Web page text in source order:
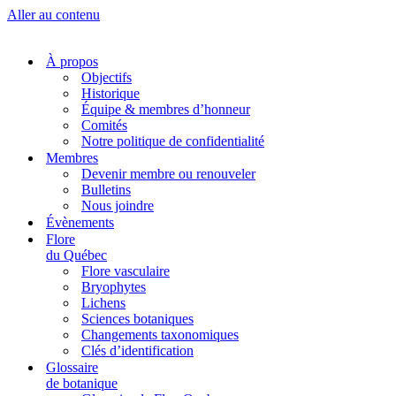
Aller au contenu
À propos
Objectifs
Historique
Équipe & membres d’honneur
Comités
Notre politique de confidentialité
Membres
Devenir membre ou renouveler
Bulletins
Nous joindre
Évènements
Flore
du Québec
Flore vasculaire
Bryophytes
Lichens
Sciences botaniques
Changements taxonomiques
Clés d’identification
Glossaire
de botanique